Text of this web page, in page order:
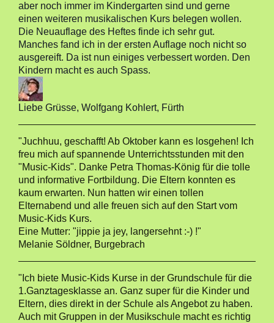
aber noch immer im Kindergarten sind und gerne
einen weiteren musikalischen Kurs belegen wollen.
Die Neuauflage des Heftes finde ich sehr gut.
Manches fand ich in der ersten Auflage noch nicht so
ausgereift. Da ist nun einiges verbessert worden. Den
Kindern macht es auch Spass.
Liebe Grüsse, Wolfgang Kohlert, Fürth
"Juchhuu, geschafft! Ab Oktober kann es losgehen! Ich
freu mich auf spannende Unterrichtsstunden mit den
"Music-Kids". Danke Petra Thomas-König für die tolle
und informative Fortbildung. Die Eltern konnten es
kaum erwarten. Nun hatten wir einen tollen
Elternabend und alle freuen sich auf den Start vom
Music-Kids Kurs.
Eine Mutter: "jippie ja jey, langersehnt :-) !"
Melanie Söldner, Burgebrach
"Ich biete Music-Kids Kurse in der Grundschule für die
1.Ganztagesklasse an. Ganz super für die Kinder und
Eltern, dies direkt in der Schule als Angebot zu haben.
Auch mit Gruppen in der Musikschule macht es richtig